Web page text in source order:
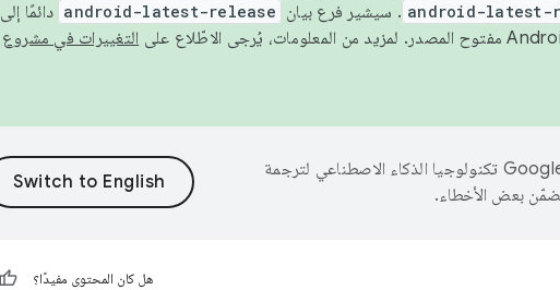
android-latest- . سيشير فرع بيان android-latest-release دائمًا إلى
التغييرات في مشروع
تستخدم Google تكنولوجيا الذكاء الاصطناعي لترجمة
بعض الأخطاء.
هل كان المحتوى مفيدًا؟